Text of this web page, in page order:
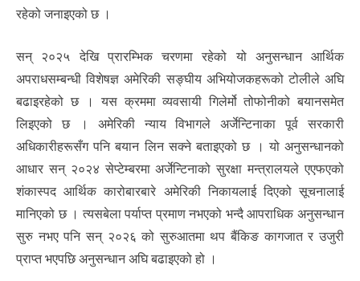
रहेको जनाइएको छ ।
सन् २०२५ देखि प्रारम्भिक चरणमा रहेको यो अनुसन्धान आर्थिक
अपराधसम्बन्धी विशेषज्ञ अमेरिकी सङ्घीय अभियोजकहरूको टोलीले अघि
बढाइरहेको छ । यस क्रममा व्यवसायी गिलेर्मो तोफोनीको बयानसमेत
लिइएको छ । अमेरिकी न्याय विभागले अर्जेन्टिनाका पूर्व सरकारी
अधिकारीहरूसँग पनि बयान लिन सक्ने बताइएको छ । यो अनुसन्धानको
आधार सन् २०२४ सेप्टेम्बरमा अर्जेन्टिनाको सुरक्षा मन्त्रालयले एएफएको
शंकास्पद आर्थिक कारोबारबारे अमेरिकी निकायलाई दिएको सूचनालाई
मानिएको छ । त्यसबेला पर्याप्त प्रमाण नभएको भन्दै आपराधिक अनुसन्धान
सुरु नभए पनि सन् २०२६ को सुरुआतमा थप बैंकिङ कागजात र उजुरी
प्राप्त भएपछि अनुसन्धान अघि बढाइएको हो ।